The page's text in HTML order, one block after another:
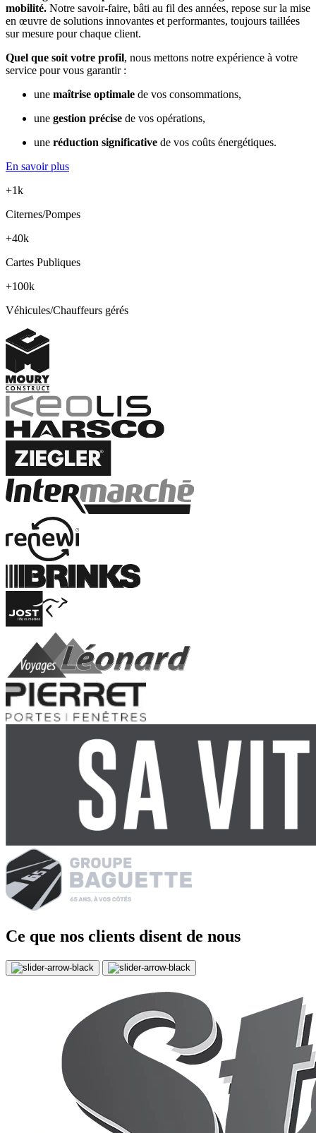
mobilité. Notre savoir-faire, bâti au fil des années, repose sur la mise
en œuvre de solutions innovantes et performantes, toujours taillées
sur mesure pour chaque client.
Quel que soit votre profil, nous mettons notre expérience à votre
service pour vous garantir :
une maîtrise optimale de vos consommations,
une gestion précise de vos opérations,
une réduction significative de vos coûts énergétiques.
En savoir plus
+1k
Citernes/Pompes
+40k
Cartes Publiques
+100k
Véhicules/Chauffeurs gérés
Ce que nos clients disent de nous